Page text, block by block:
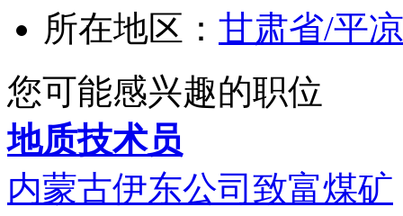
所在地区： 甘肃省/平
您可能感兴趣的职位
地质技术员
内蒙古伊东公司致富煤矿